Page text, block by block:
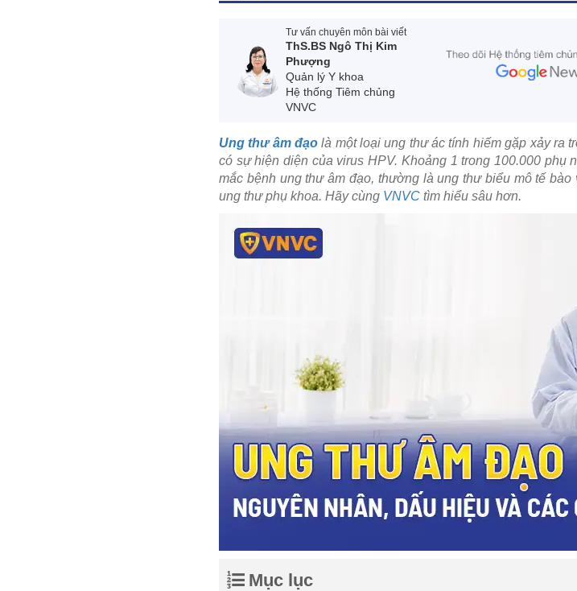
Tư vấn chuyên môn bài viết
ThS.BS Ngô Thị Kim
Phượng
Quản lý Y khoa
Hệ thống Tiêm chủng
VNVC
Ung thư âm đạo là một loại ung thư ác tính hiếm gặp xảy ra
có sự hiện diện của virus HPV. Khoảng 1 trong 100.000
mắc bệnh ung thư âm đạo, thường là ung thư biểu mô tế
ung thư phụ khoa. Hãy cùng VNVC tìm hiểu sâu hơn.
Mục lục